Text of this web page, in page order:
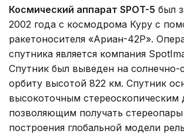
Космический аппарат SPOT-5 был
2002 года с космодрома Куру с
ракетоносителя «Ариан-42Р».
спутника является компания
Спутник был выведен на солнечно-
орбиту высотой 822 км. Спутник
высокоточным стереоскопическим
позволяющим получать
построения глобальной модели